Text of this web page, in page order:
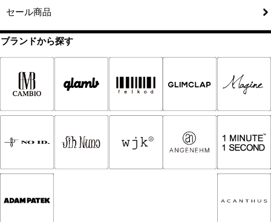
セール商品
ブランドから探す